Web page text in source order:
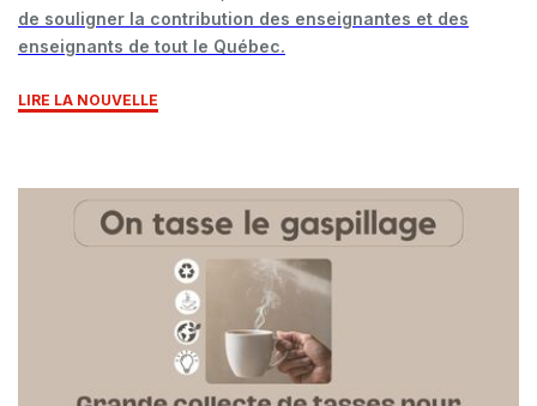
de souligner la contribution des enseignantes et des
enseignants de tout le Québec.
LIRE LA NOUVELLE